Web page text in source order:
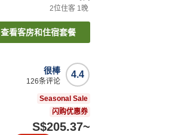
2位住客 1晚
查看客房和住宿套餐
4.4
很棒
126条评论
Seasonal Sale
闪购优惠券
S$205.37~